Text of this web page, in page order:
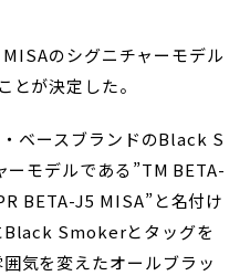
のシグニチャーモデル
とが決定した。
ベースブランドのBlack S
モデルである”TM BETA-
BETA-J5 MISA”と名付け
Black Smokerとタッグを
気を変えたオールブラッ